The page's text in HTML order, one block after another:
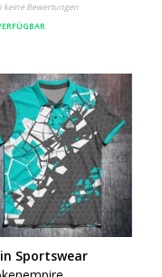
keine Bewertungen
Sportswear